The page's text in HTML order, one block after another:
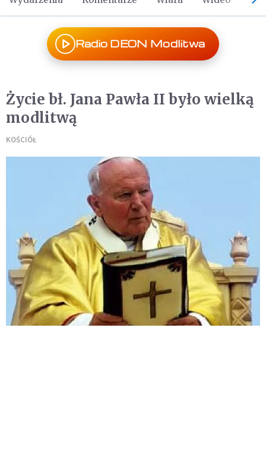
Radio DEON Modlitwa
Życie bł. Jana Pawła II było wielką
modlitwą
KOŚCIÓŁ